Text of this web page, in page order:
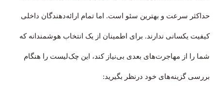
حداکثر سرعت و بهترین سئو است. اما تمام ارائه‌دهندگان داخلی
کیفیت یکسانی ندارند. برای اطمینان از یک انتخاب هوشمندانه که
شما را از مهاجرت‌های بعدی بی‌نیاز کند، این چک‌لیست را هنگام
بررسی گزینه‌های خود درنظر بگیرید: